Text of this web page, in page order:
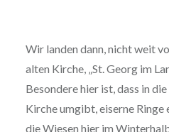
Wir landen dann, nicht weit
alten Kirche, „St. Georg im
Besondere hier ist, dass in
Kirche umgibt, eiserne Ringe
die Wiesen hier im